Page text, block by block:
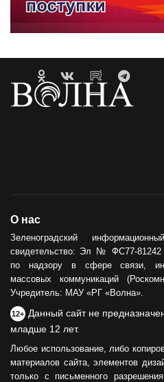
О нас
Зеленоградский
свидетельство: Эл № ФС77-
по надзору в сфере связи,
массовых коммуникаций
Учредитель: МАУ «РГ «Волна».
12+ Данный сайт не
младше 12 лет.
Любое использование, либо
материалов сайта, элементов
только с письменного